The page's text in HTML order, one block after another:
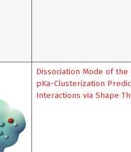
Dissociation Mode of the
pKa-Clusterization
Interactions via Shape